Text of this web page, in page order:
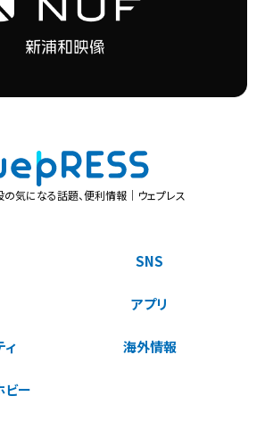
の気になる話題、便利情報｜ウェプレス
SNS
アプリ
ィ 海外情報
ビー